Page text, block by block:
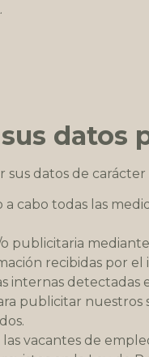
datos
sus datos de
cabo todas las
publicitaria
recibidas por
internas
publicitar nuestros
vacantes de